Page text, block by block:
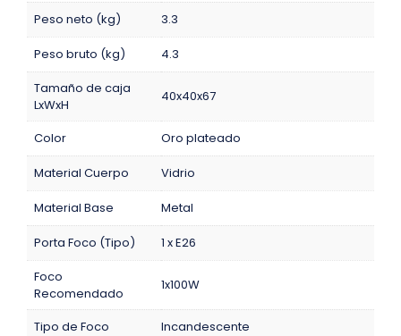
Peso neto (kg) 3.3
Peso bruto (kg)
4.3
Tamaño de caja
LxWxH
40x40x67
Color Oro plateado
Material Cuerpo Vidrio
Material Base Metal
Porta Foco (Tipo)
1 x E26
Foco
Recomendado
1x100W
Tipo de Foco Incandescente